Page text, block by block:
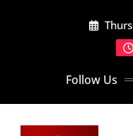
Follow Us